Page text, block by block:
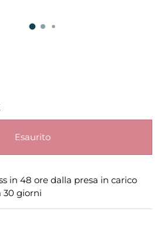
Esaurito
in 48 ore dalla presa in carico
30 giorni